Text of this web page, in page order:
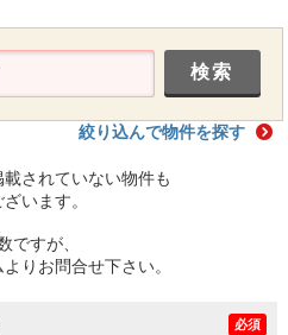
絞り込んで物件を探す
されていない物件も
います。
ですが、
りお問合せ下さい。
必須